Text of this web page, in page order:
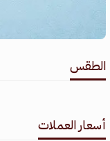
الطقس
أسعار العملات